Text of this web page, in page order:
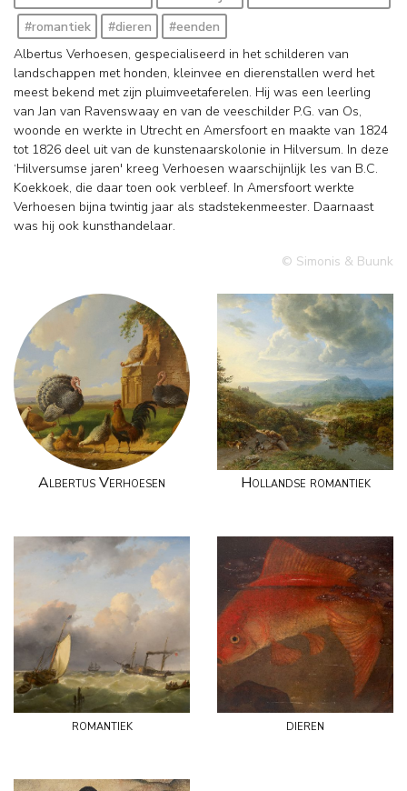
#romantiek
#dieren
#eenden
Albertus Verhoesen, gespecialiseerd in het schilderen van
landschappen met honden, kleinvee en dierenstallen werd het
meest bekend met zijn pluimveetaferelen. Hij was een leerling
van Jan van Ravenswaay en van de veeschilder P.G. van Os,
woonde en werkte in Utrecht en Amersfoort en maakte van 1824
tot 1826 deel uit van de kunstenaarskolonie in Hilversum. In deze
‘Hilversumse jaren' kreeg Verhoesen waarschijnlijk les van B.C.
Koekkoek, die daar toen ook verbleef. In Amersfoort werkte
Verhoesen bijna twintig jaar als stadstekenmeester. Daarnaast
was hij ook kunsthandelaar.
© Simonis & Buunk
Albertus Verhoesen Hollandse romantiek
romantiek dieren